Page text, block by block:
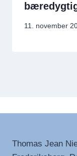
11. november
Thomas Jean